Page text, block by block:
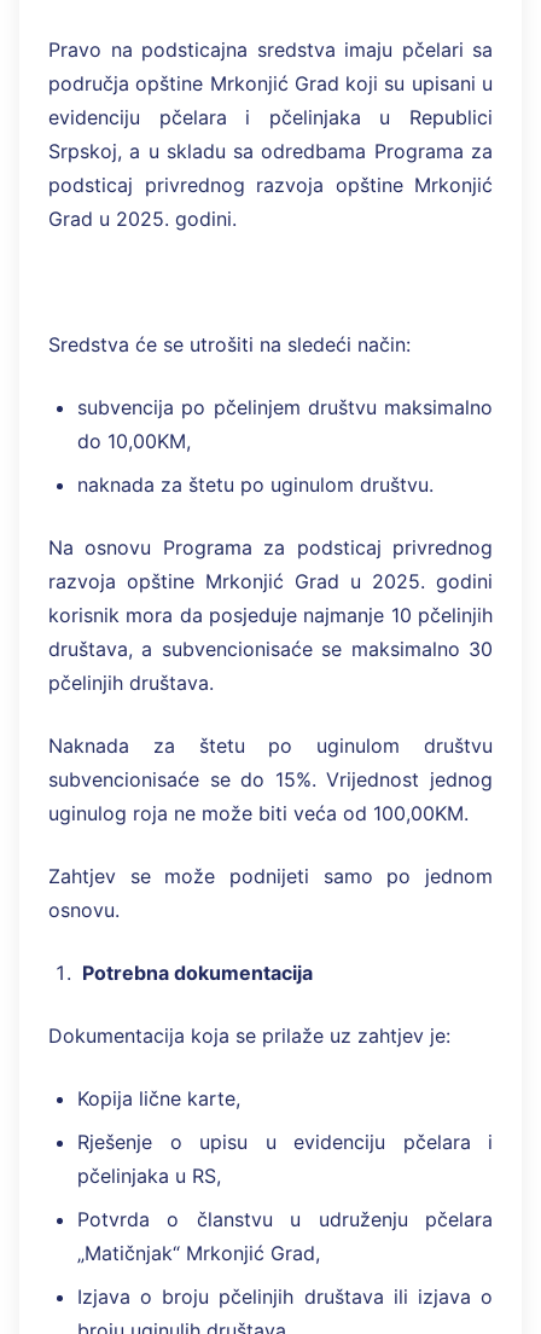
Pravo na podsticajna sredstva imaju pčelari sa
područja opštine Mrkonjić Grad koji su upisani u
evidenciju pčelara i pčelinjaka u Republici
Srpskoj, a u skladu sa odredbama Programa za
podsticaj privrednog razvoja opštine Mrkonjić
Grad u 2025. godini.
Sredstva će se utrošiti na sledeći način:
subvencija po pčelinjem društvu maksimalno
do 10,00KM,
naknada za štetu po uginulom društvu.
Na osnovu Programa za podsticaj privrednog
razvoja opštine Mrkonjić Grad u 2025. godini
korisnik mora da posjeduje najmanje 10 pčelinjih
društava, a subvencionisaće se maksimalno 30
pčelinjih društava.
Naknada za štetu po uginulom društvu
subvencionisaće se do 15%. Vrijednost jednog
uginulog roja ne može biti veća od 100,00KM.
Zahtjev se može podnijeti samo po jednom
osnovu.
Potrebna dokumentacija
Dokumentacija koja se prilaže uz zahtjev je:
Kopija lične karte,
Rješenje o upisu u evidenciju pčelara i
pčelinjaka u RS,
Potvrda o članstvu u udruženju pčelara
„Matičnjak“ Mrkonjić Grad,
Izjava o broju pčelinjih društava ili izjava o